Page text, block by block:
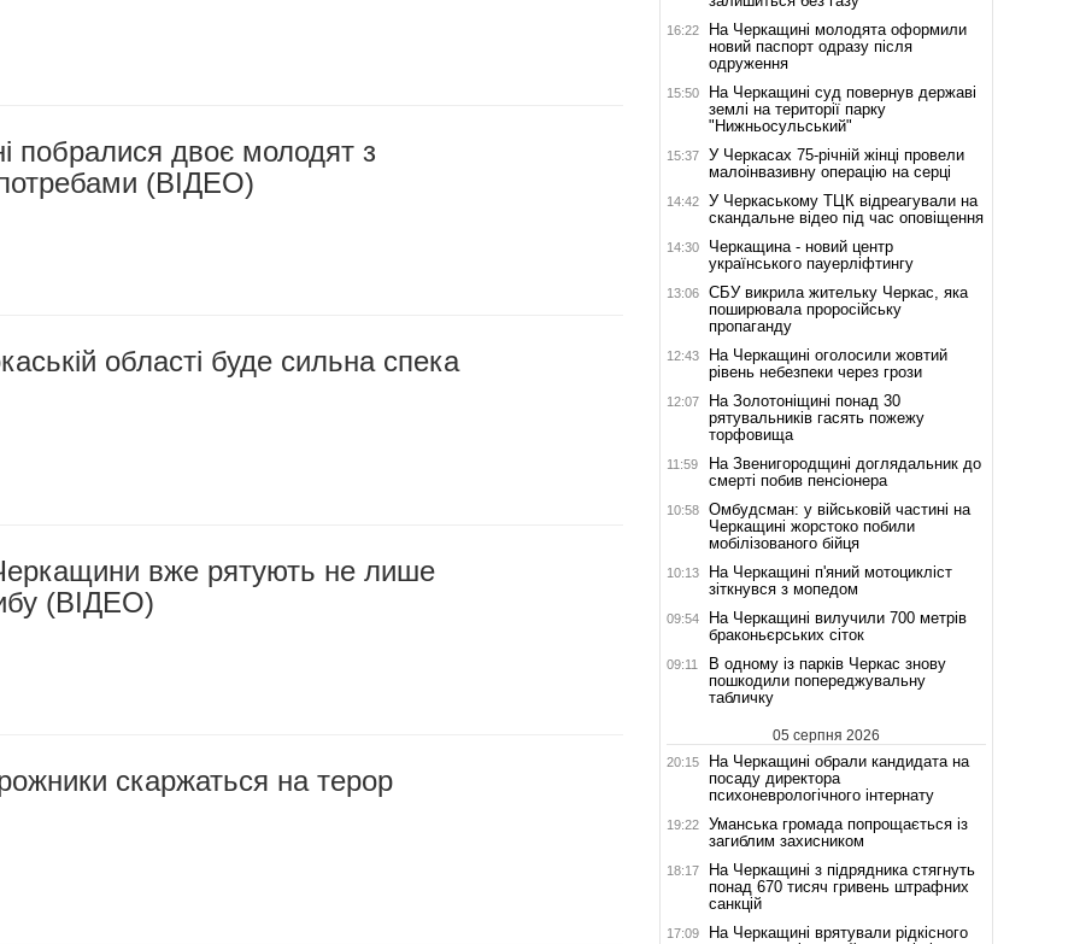
побралися двоє молодят з
(ВІДЕО)
області буде сильна спека
вже рятують не лише
(ВІДЕО)
скаржаться на терор
16:22
На Черкащині молодята оформили
новий паспорт одразу після
одруження
15:50
На Черкащині суд повернув державі
землі на території парку
"Нижньосульський"
15:37
У Черкасах 75-річній жінці провели
малоінвазивну операцію на серці
14:42
У Черкаському ТЦК відреагували на
скандальне відео під час оповіщення
14:30
Черкащина - новий центр
українського пауерліфтингу
13:06
СБУ викрила жительку Черкас, яка
поширювала проросійську
пропаганду
12:43
На Черкащині оголосили жовтий
рівень небезпеки через грози
12:07
На Золотоніщині понад 30
рятувальників гасять пожежу
торфовища
11:59
На Звенигородщині доглядальник до
смерті побив пенсіонера
10:58
Омбудсман: у військовій частині на
Черкащині жорстоко побили
мобілізованого бійця
10:13
На Черкащині п'яний мотоцикліст
зіткнувся з мопедом
09:54
На Черкащині вилучили 700 метрів
браконьєрських сіток
09:11
В одному із парків Черкас знову
пошкодили попереджувальну
табличку
05 серпня 2026
20:15
На Черкащині обрали кандидата на
посаду директора
психоневрологічного інтернату
19:22
Уманська громада попрощається із
загиблим захисником
18:17
На Черкащині з підрядника стягнуть
понад 670 тисяч гривень штрафних
санкцій
17:09
На Черкащині врятували рідкісного